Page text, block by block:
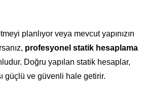
planlıyor veya mevcut yapınızın
profesyonel statik hesaplama
Doğru yapılan statik hesaplar,
güçlü ve güvenli hale getirir.